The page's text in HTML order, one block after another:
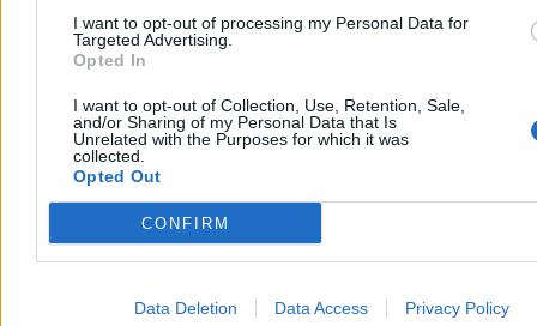
I want to opt-out of processing my Personal Data for
Targeted Advertising.
Opted In
I want to opt-out of Collection, Use, Retention, Sale,
and/or Sharing of my Personal Data that Is
Unrelated with the Purposes for which it was
collected.
Opted Out
CONFIRM
Data Deletion Data Access Privacy Policy